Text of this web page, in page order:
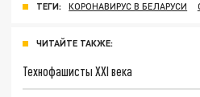
ТЕГИ: КОРОНАВИРУС В БЕЛАРУСИ
ЧИТАЙТЕ ТАКЖЕ:
Технофашисты XXI века